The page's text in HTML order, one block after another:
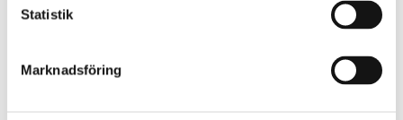
Statistik
Marknadsföring
Besöksadress
Box 18, 295 21 Bromölla